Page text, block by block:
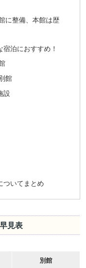
に整備、本館は歴
泊におすすめ！
館
設
ついてまとめ
見表
別館